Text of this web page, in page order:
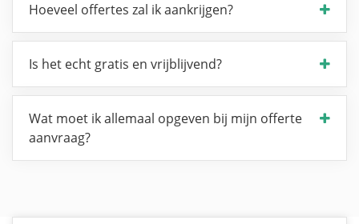
Hoeveel offertes zal ik aankrijgen?
Is het echt gratis en vrijblijvend?
Wat moet ik allemaal opgeven bij mijn offerte
aanvraag?